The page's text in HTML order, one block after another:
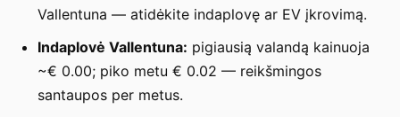
Vallentuna — atidėkite indaplovę ar EV įkrovimą.
Indaplovė Vallentuna: pigiausią valandą kainuoja
~€ 0.00; piko metu € 0.02 — reikšmingos
santaupos per metus.